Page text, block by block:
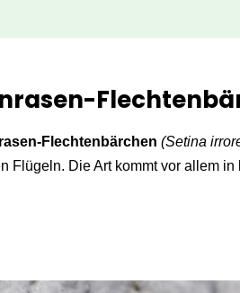
Flechtenbärchen (Setina
Flügeln. Die Art kommt vor allem